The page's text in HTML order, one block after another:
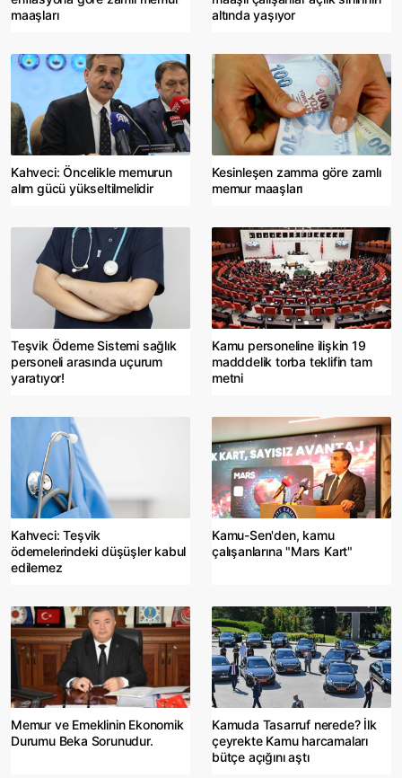
maaşları
altında yaşıyor
Kahveci: Öncelikle memurun
alım gücü yükseltilmelidir
Kesinleşen zamma göre zamlı
memur maaşları
Teşvik Ödeme Sistemi sağlık
personeli arasında uçurum
yaratıyor!
Kamu personeline ilişkin 19
madddelik torba teklifin tam
metni
Kahveci: Teşvik
ödemelerindeki düşüşler kabul
edilemez
Kamu-Sen'den, kamu
çalışanlarına "Mars Kart"
Memur ve Emeklinin Ekonomik
Durumu Beka Sorunudur.
Kamuda Tasarruf nerede? İlk
çeyrekte Kamu harcamaları
bütçe açığını aştı